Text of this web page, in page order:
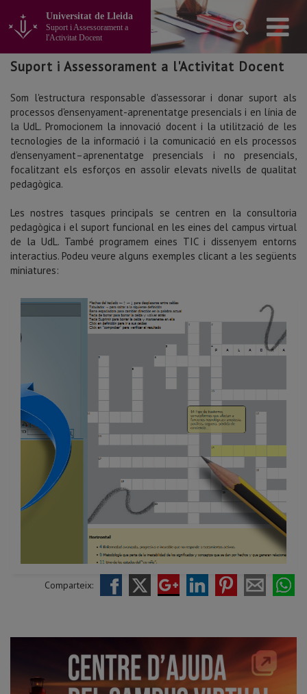
contingut
Universitat de Lleida
Suport i Assessorament a
l'Activitat Docent
Suport i Assessorament a l'Activitat Docent
Som l'estructura responsable d'assessorar i donar suport als
processos d'ensenyament-aprenentatge presencials i en línia de
la UdL. Promocionem la innovació docent i la utilització de les
tecnologies de la informació i la comunicació en els processos
d'ensenyament–aprenentatge presencials i no presencials,
focalitzant els esforços en assolir elevats nivells de qualitat
pedagògica.
Les nostres tasques principals se centren en la consultoria
pedagògica i el suport funcional en les eines del campus virtual
de la UdL. També programem eines TIC i dissenyem entorns
interactius. Podeu veure alguns exemples clicant a les següents
miniatures:
Comparteix: